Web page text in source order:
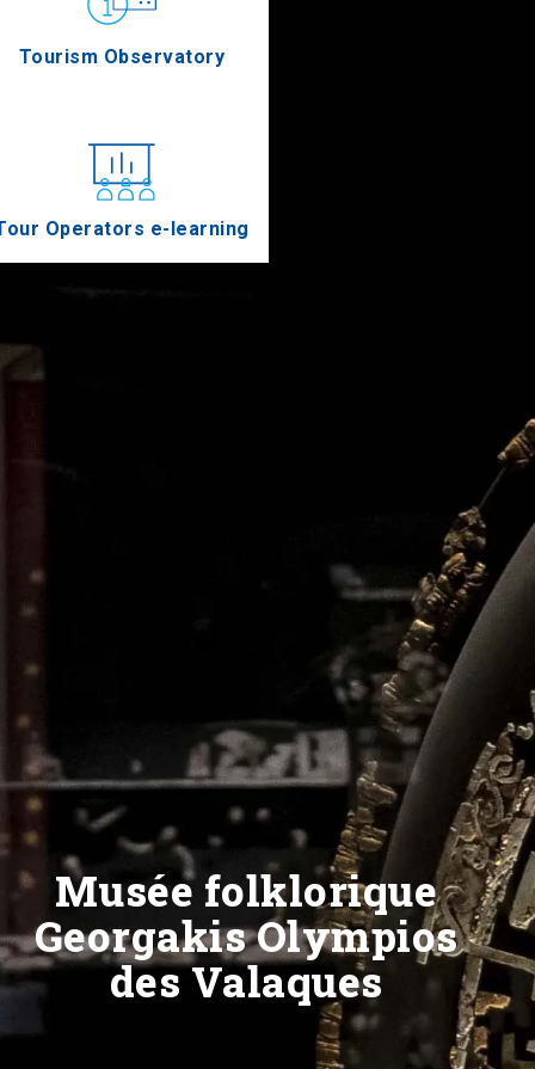
Tourism Observatory
Operators e-learning
Musée folklorique
Georgakis Olympios
des Valaques